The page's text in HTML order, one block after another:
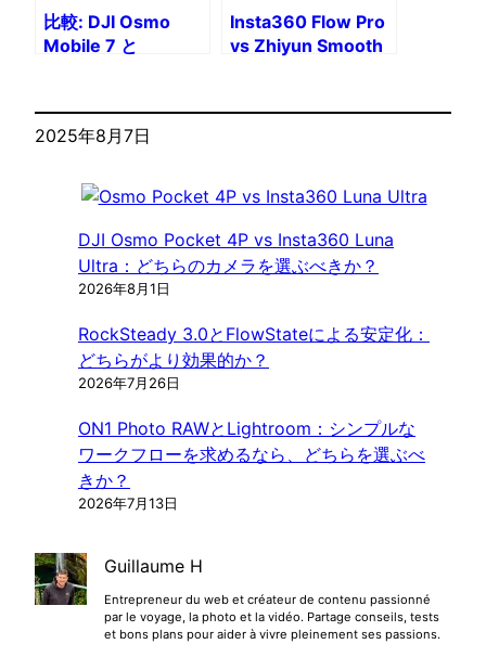
比較: DJI Osmo
Mobile 7 と
年にどのスタビライザーを選ぶべきですか?
Insta360 Flow Pro
vs Zhiyun Smooth
スタビライザーの決闘
2025年8月7日
DJI Osmo Pocket 4P vs Insta360 Luna
Ultra：どちらのカメラを選ぶべきか？
2026年8月1日
RockSteady 3.0とFlowStateによる安定化：
どちらがより効果的か？
2026年7月26日
ON1 Photo RAWとLightroom：シンプルな
ワークフローを求めるなら、どちらを選ぶべ
きか？
2026年7月13日
Guillaume H
Entrepreneur du web et créateur de contenu passionné
par le voyage, la photo et la vidéo. Partage conseils, tests
et bons plans pour aider à vivre pleinement ses passions.